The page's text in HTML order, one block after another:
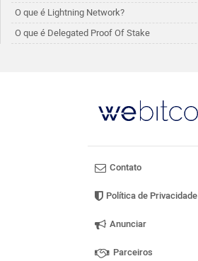
O que é Lightning Network?
O que é Delegated Proof Of Stake
Contato
Política de Privacidade
Anunciar
Parceiros